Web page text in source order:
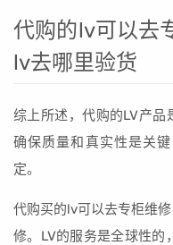
代购的lv可以去
lv去哪里验货
综上所述，代购的LV产品
确保质量和真实性是关
定。
代购买的lv可以去专柜维
修。LV的服务是全球性的